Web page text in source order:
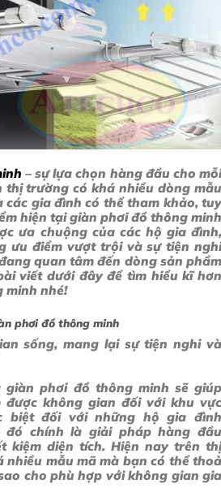
– sự lựa chọn hàng đầu cho
thị trường có khá nhiều dòng mẫu
các gia đình có thể tham khảo, tuy
hiện tại giàn phơi đồ thông minh
ưa chuộng của các hộ gia đình,
ưu điểm vượt trội và sự tiện nghi
quan tâm đến dòng sản phẩm
viết dưới đây để tìm hiểu kĩ hơn
minh nhé!
phơi đồ thông minh
sống, mang lại sự tiện nghi và
giàn phơi đồ thông minh sẽ giúp
được không gian đối với khu vực
biệt đối với những hộ gia đình
đó chính là giải pháp hàng đầu
kiệm diện tích. Hiện nay trên thị
nhiều mẫu mã mà bạn có thể thoả
cho phù hợp với không gian gia